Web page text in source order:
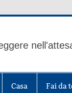
Casa Fai da